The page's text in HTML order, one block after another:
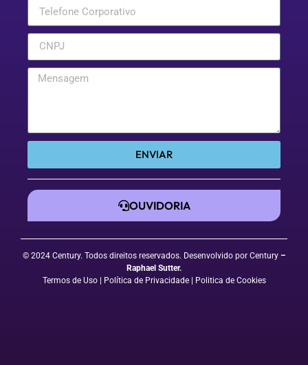
ENVIAR
OUVIDORIA
© 2024 Century. Todos direitos reservados. Desenvolvido por Century –
Raphael Sutter.
Termos de Uso | Política de Privacidade| Politica de Cookies